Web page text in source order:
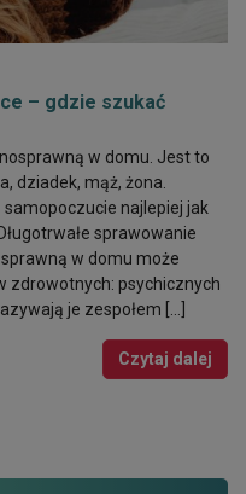
– gdzie szukać
w domu. Jest to
dziadek, mąż, żona.
najlepiej jak
sprawowanie
w domu może
zdrowotnych: psychicznych
je zespołem […]
Czytaj dalej